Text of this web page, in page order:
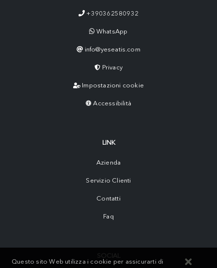
+390362580932
WhatsApp
info@yeseatis.com
Privacy
Impostazioni cookie
Accessibilità
LINK
Azienda
Servizio Clienti
Contatti
Faq
Questo sito Web utilizza i cookie per assicurarti di